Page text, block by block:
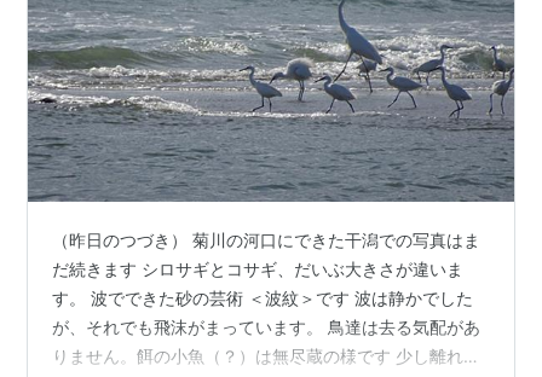
（昨日のつづき） 菊川の河口にできた干潟での写真はま
だ続きます シロサギとコサギ、だいぶ大きさが違いま
す。 波でできた砂の芸術 ＜波紋＞です 波は静かでした
が、それでも飛沫がまっています。 鳥達は去る気配があ
りません。餌の小魚（？）は無尽蔵の様です 少し離れた